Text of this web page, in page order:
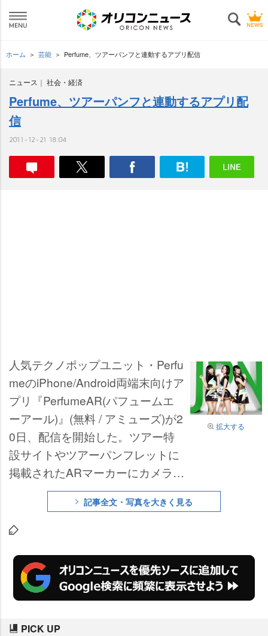
ホーム 芸能 Perfume、ツアーパンフと連動するアプリ配信
ニュース 社会・経済
Perfume、ツアーパンフと連動するアプリ配
信
2011-12-21 18:04
拡大する
人気テクノポップユニット・Perfu
meのiPhone/Android両端末向けア
プリ『PerfumeAR(パフュームエ
ーアール)』(無料 / アミューズ)が2
0日、配信を開始した。ツアー特
設サイトやツアーパンフレットに
掲載されたARマーカーにカメラを
かざすと、メンバーからのコメン
ト動画や、ツアーパンフレットの
写真と連動したARエフェクトを楽
記事全文・写真を大きく見る
PICK UP